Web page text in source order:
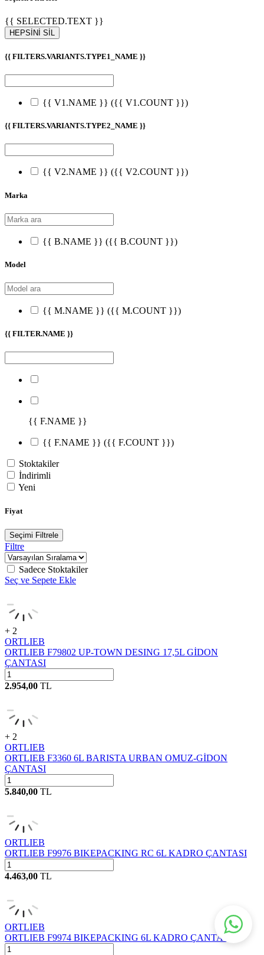
{{ SELECTED.TEXT }}
HEPSİNİ SİL
{{ FILTERS.VARIANTS.TYPE1_NAME }}
{{ V1.NAME }} ({{ V1.COUNT }})
{{ FILTERS.VARIANTS.TYPE2_NAME }}
{{ V2.NAME }} ({{ V2.COUNT }})
Marka
{{ B.NAME }} ({{ B.COUNT }})
Model
{{ M.NAME }} ({{ M.COUNT }})
{{ FILTER.NAME }}
{{ F.NAME }}
{{ F.NAME }} ({{ F.COUNT }})
Stoktakiler
İndirimli
Yeni
Fiyat
Seçimi Filtrele
Filtre
Sadece Stoktakiler
Seç ve Sepete Ekle
+ 2
ORTLIEB
ORTLIEB F79802 UP-TOWN DESING 17,5L GİDON
ÇANTASI
2.954,00 TL
+ 2
ORTLIEB
ORTLIEB F3360 6L BARISTA URBAN OMUZ-GİDON
ÇANTASI
5.840,00 TL
ORTLIEB
ORTLIEB F9976 BIKEPACKING RC 6L KADRO ÇANTASI
4.463,00 TL
ORTLIEB
ORTLIEB F9974 BIKEPACKING 6L KADRO ÇANTASI